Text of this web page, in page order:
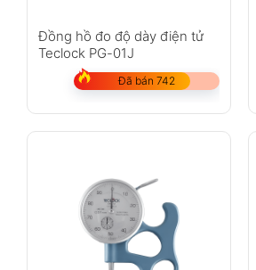
Đồng hồ đo độ dày điện tử
Teclock PG-01J
Đã bán 742